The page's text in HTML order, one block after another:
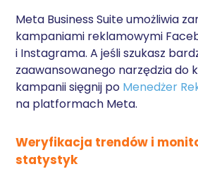
Meta Business Suite umożliwia
kampaniami reklamowymi
i Instagrama. A jeśli szukasz
zaawansowanego narzędzia do
kampanii sięgnij po Menedżer
na platformach Meta.
Weryfikacja trendów i
statystyk